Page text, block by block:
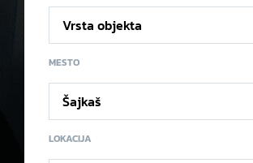
MESTO
LOKACIJA